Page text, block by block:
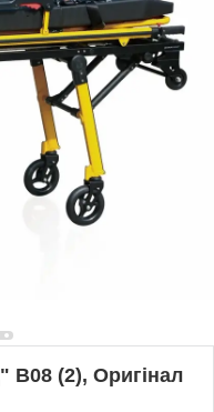
(2), Оригінал